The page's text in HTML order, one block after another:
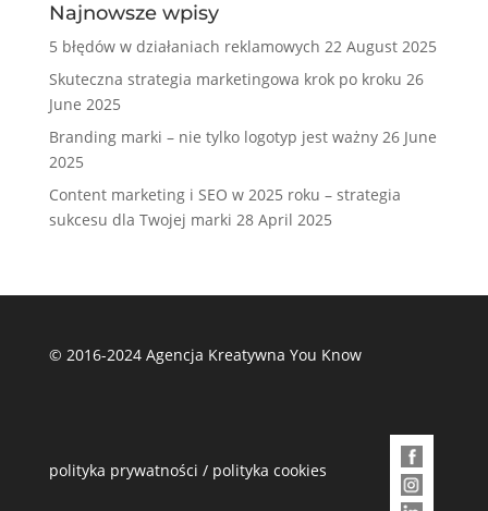
Najnowsze wpisy
5 błędów w działaniach reklamowych 22 August 2025
Skuteczna strategia marketingowa krok po kroku 26
June 2025
Branding marki – nie tylko logotyp jest ważny 26 June
2025
Content marketing i SEO w 2025 roku – strategia
sukcesu dla Twojej marki 28 April 2025
© 2016-2024 Agencja Kreatywna You Know
polityka prywatności / polityka cookies